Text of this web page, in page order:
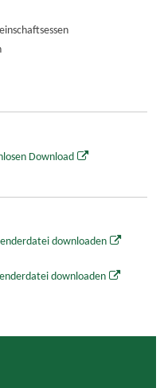
Download
downloaden
downloaden